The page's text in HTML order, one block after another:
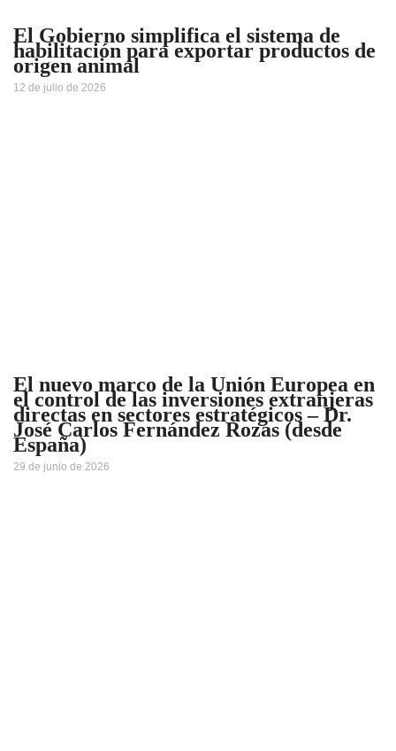
El Gobierno simplifica el sistema de
habilitación para exportar productos de
origen animal
12 de julio de 2026
El nuevo marco de la Unión Europea en
el control de las inversiones extranjeras
directas en sectores estratégicos – Dr.
José Carlos Fernández Rozas (desde
España)
29 de junio de 2026